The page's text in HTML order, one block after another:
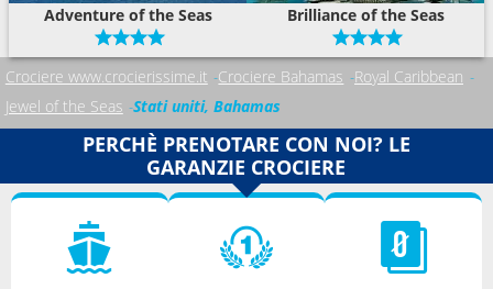
Adventure of the Seas Brilliance of the Seas
Crociere www.crocierissime.it Crociere Bahamas Royal Caribbean
Jewel of the Seas Stati uniti, Bahamas
PERCHÈ PRENOTARE CON NOI? LE
GARANZIE CROCIERE